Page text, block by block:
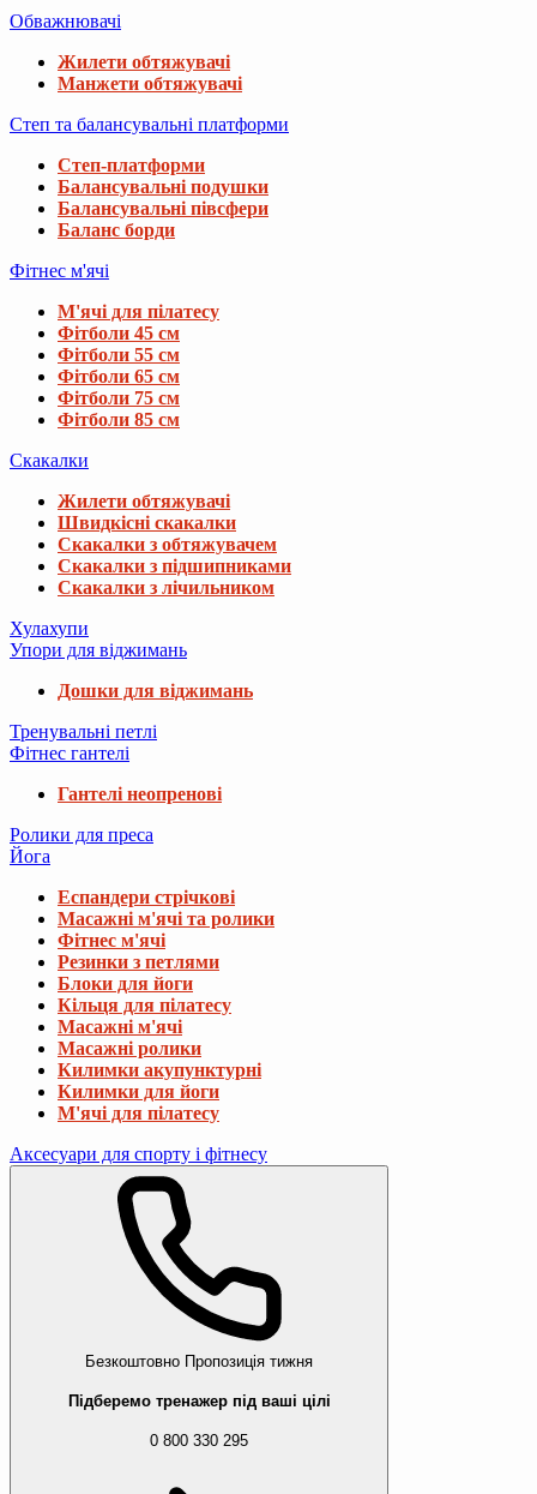
Обважнювачі
Жилети обтяжувачі
Манжети обтяжувачі
Степ та балансувальні платформи
Степ-платформи
Балансувальні подушки
Балансувальні півсфери
Баланс борди
Фітнес м'ячі
М'ячі для пілатесу
Фітболи 45 см
Фітболи 55 см
Фітболи 65 см
Фітболи 75 см
Фітболи 85 см
Скакалки
Жилети обтяжувачі
Швидкісні скакалки
Скакалки з обтяжувачем
Скакалки з підшипниками
Скакалки з лічильником
Хулахупи
Упори для віджимань
Дошки для віджимань
Тренувальні петлі
Фітнес гантелі
Гантелі неопренові
Ролики для преса
Йога
Еспандери стрічкові
Масажні м'ячі та ролики
Фітнес м'ячі
Резинки з петлями
Блоки для йоги
Кільця для пілатесу
Масажні м'ячі
Масажні ролики
Килимки акупунктурні
Килимки для йоги
М'ячі для пілатесу
Аксесуари для спорту і фітнесу
Безкоштовно Пропозиція тижня
Підберемо тренажер під ваші цілі
0 800 330 295